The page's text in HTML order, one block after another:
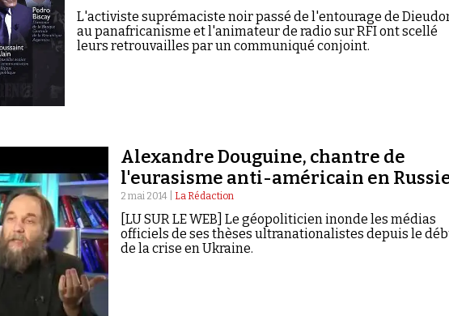
L'activiste suprémaciste noir passé de l'entourage de
au panafricanisme et l'animateur de radio sur RFI ont scellé
leurs retrouvailles par un communiqué conjoint.
Alexandre Douguine, chantre de
l'eurasisme anti-américain en
2 mai 2014 | La Rédaction
[LU SUR LE WEB] Le géopoliticien inonde les médias
officiels de ses thèses ultranationalistes depuis le
de la crise en Ukraine.